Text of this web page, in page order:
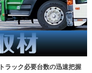
ラック必要台数の迅速把握